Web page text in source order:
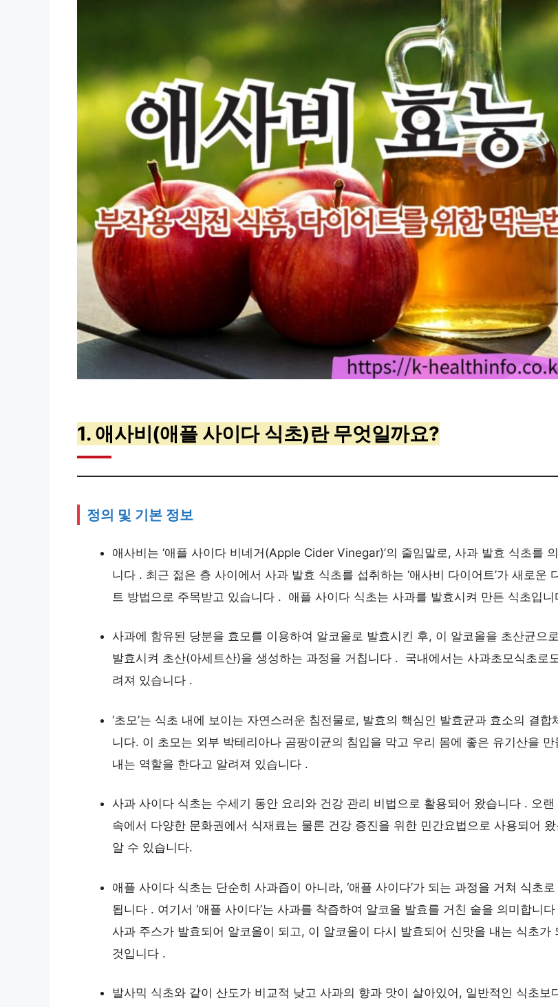
1. 애사비(애플 사이다 식초)란 무엇일까요?
정의 및 기본 정보
애사비는 ‘애플 사이다 비네거(Apple Cider Vinegar)’의 줄임말로, 사과 발효 식초를
니다 . 최근 젊은 층 사이에서 사과 발효 식초를 섭취하는 ‘애사비 다이어트’가 새로운
트 방법으로 주목받고 있습니다 . 애플 사이다 식초는 사과를 발효시켜 만든 식초입니
사과에 함유된 당분을 효모를 이용하여 알코올로 발효시킨 후, 이 알코올을 초산균으
발효시켜 초산(아세트산)을 생성하는 과정을 거칩니다 . 국내에서는 사과초모식초로
려져 있습니다 .
‘초모’는 식초 내에 보이는 자연스러운 침전물로, 발효의 핵심인 발효균과 효소의 결합
니다. 이 초모는 외부 박테리아나 곰팡이균의 침입을 막고 우리 몸에 좋은 유기산을 만
내는 역할을 한다고 알려져 있습니다 .
사과 사이다 식초는 수세기 동안 요리와 건강 관리 비법으로 활용되어 왔습니다 . 오랜
속에서 다양한 문화권에서 식재료는 물론 건강 증진을 위한 민간요법으로 사용되어 왔
알 수 있습니다.
애플 사이다 식초는 단순히 사과즙이 아니라, ‘애플 사이다’가 되는 과정을 거쳐 식초로
됩니다 . 여기서 ‘애플 사이다’는 사과를 착즙하여 알코올 발효를 거친 술을 의미합니
사과 주스가 발효되어 알코올이 되고, 이 알코올이 다시 발효되어 신맛을 내는 식초가
것입니다 .
발사믹 식초와 같이 산도가 비교적 낮고 사과의 향과 맛이 살아있어, 일반적인 식초보